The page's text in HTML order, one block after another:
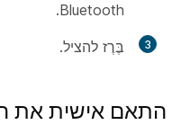
Bluetooth.
3 בֶּרֶז להציל.
התאם אישית את